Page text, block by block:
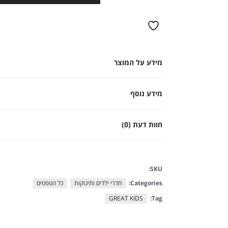
מידע על המוצר
מידע נוסף
חוות דעת (0)
SKU:
Categories:
חדרי ילדים ותינוקות
כל הטפטים
Tag:
GREAT KIDS